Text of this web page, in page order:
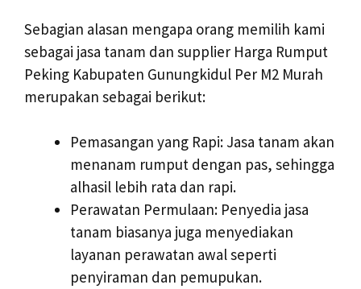
Sebagian alasan mengapa orang memilih kami
sebagai jasa tanam dan supplier Harga Rumput
Peking Kabupaten Gunungkidul Per M2 Murah
merupakan sebagai berikut:
Pemasangan yang Rapi: Jasa tanam akan
menanam rumput dengan pas, sehingga
alhasil lebih rata dan rapi.
Perawatan Permulaan: Penyedia jasa
tanam biasanya juga menyediakan
layanan perawatan awal seperti
penyiraman dan pemupukan.